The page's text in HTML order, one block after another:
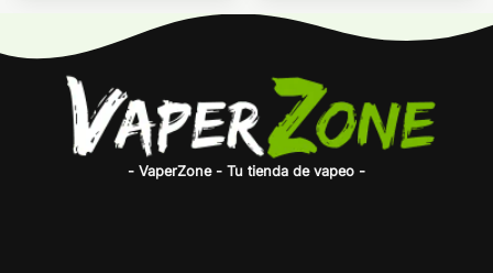
- VaperZone - Tu tienda de vapeo -